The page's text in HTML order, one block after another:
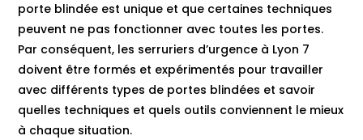
porte blindée est unique et que certaines techniques
peuvent ne pas fonctionner avec toutes les portes.
Par conséquent, les serruriers d’urgence à Lyon 7
doivent être formés et expérimentés pour travailler
avec différents types de portes blindées et savoir
quelles techniques et quels outils conviennent le mieux
à chaque situation.